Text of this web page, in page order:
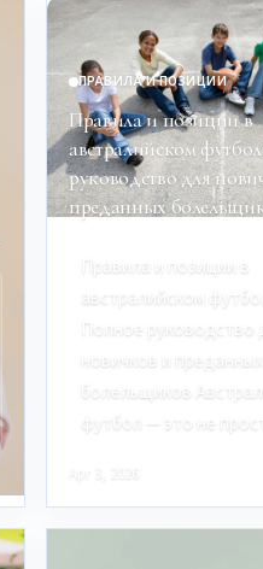
ПРАВИЛА И ПОЗИЦИИ
Правила и позиции в
австралийском
руководство для
преданных
Правила и позиции в
австралийском
Полное руководство
новичков и преданных
болельщиков
футбол — это не
Apr 3, 2026